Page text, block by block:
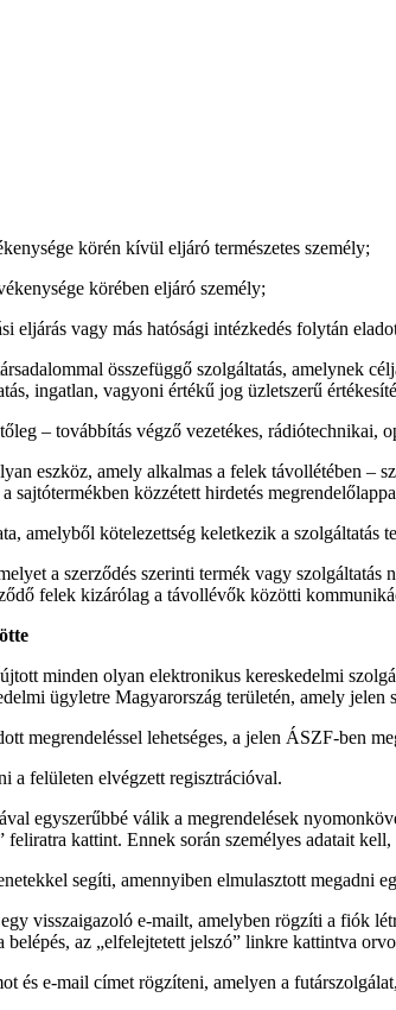
körén kívül eljáró természetes személy;
körében eljáró személy;
eljárás vagy más hatósági intézkedés folytán
összefüggő szolgáltatás, amelynek
ingatlan, vagyoni értékű jog üzletszerű
– továbbítás végző vezetékes, rádiótechnikai,
eszköz, amely alkalmas a felek távollétében –
közzétett hirdetés
amelyből kötelezettség keletkezik a szolgáltatás
a szerződés szerinti termék vagy
felek kizárólag a távollévők közötti
minden olyan elektronikus kereskedelmi
ügyletre Magyarország területén, amely jelen
megrendeléssel lehetséges, a jelen ÁSZF-ben
a felületen elvégzett regisztrációval.
egyszerűbbé válik a megrendelések
kattint. Ennek során személyes adatait
segíti, amennyiben elmulasztott megadni
visszaigazoló e-mailt, amelyben rögzíti a fiók
az „elfelejtetett jelszó” linkre kattintva
és e-mail címet rögzíteni, amelyen a